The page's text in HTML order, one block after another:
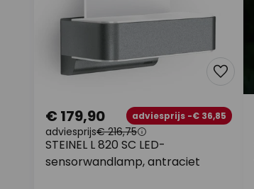
STEINEL L 820 SC LED-
sensorwandlamp, antraciet
€ 179,90 adviesprijs -€ 36,85
adviesprijs€ 216,75